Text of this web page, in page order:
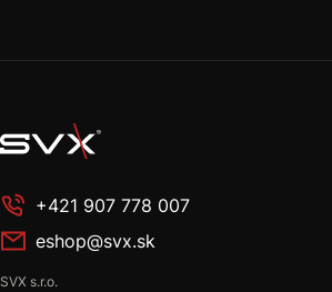
+421 907 778 007
eshop@svx.sk
SVX s.r.o.